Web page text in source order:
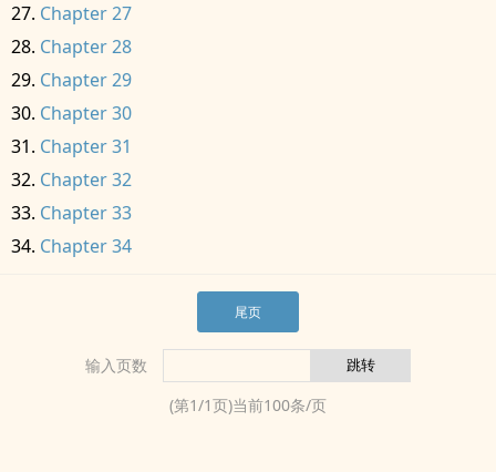
Chapter 27
Chapter 28
Chapter 29
Chapter 30
Chapter 31
Chapter 32
Chapter 33
Chapter 34
尾页
输入页数
(第1/1页)当前100条/页